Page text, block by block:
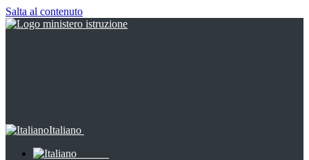
Salta al contenuto
Italiano